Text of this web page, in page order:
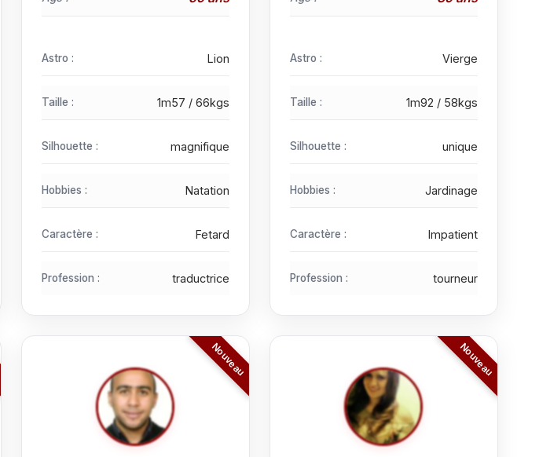
Astro : Lion
Taille : 1m57 / 66kgs
Silhouette : magnifique
Hobbies : Natation
Caractère : Fetard
Profession : traductrice
Astro : Vierge
Taille : 1m92 / 58kgs
Silhouette : unique
Hobbies : Jardinage
Caractère : Impatient
Profession : tourneur